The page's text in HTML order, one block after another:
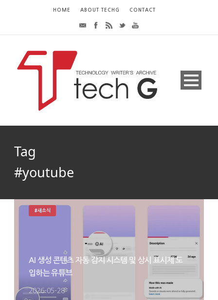
HOME ABOUT TECHG CONTACT
Tag
#youtube
AI 생성 콘텐츠 자동 감지 시스템 및 상시 표시제 도
입하는 유튜브
2026-05-28
#새소식